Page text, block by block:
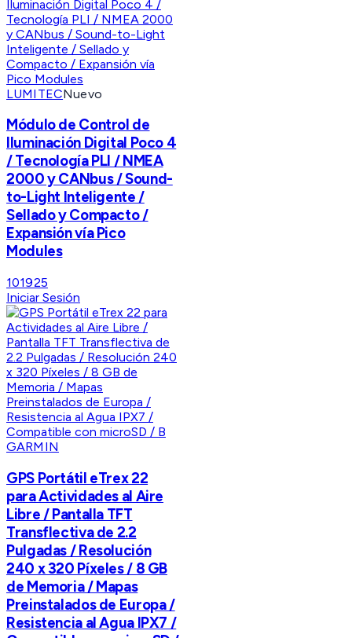
LUMITECNuevo
Módulo de Control de
Iluminación Digital Poco 4
/ Tecnología PLI / NMEA
2000 y CANbus / Sound-
to-Light Inteligente /
Sellado y Compacto /
Expansión vía Pico
Modules
101925
Iniciar Sesión
GARMIN
GPS Portátil eTrex 22
para Actividades al Aire
Libre / Pantalla TFT
Transflectiva de 2.2
Pulgadas / Resolución
240 x 320 Píxeles / 8 GB
de Memoria / Mapas
Preinstalados de Europa /
Resistencia al Agua IPX7 /